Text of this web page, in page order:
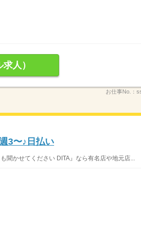
人）
お仕事No.：
3〜♪日払い
聞かせてください DITA』なら有名店や地元店...